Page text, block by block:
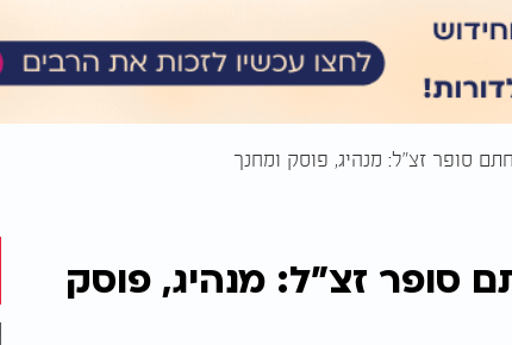
סופר זצ"ל: מנהיג, פוסק